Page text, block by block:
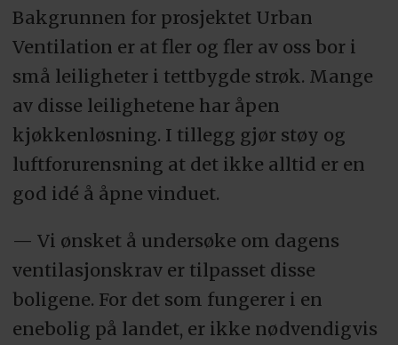
Bakgrunnen for prosjektet Urban
Ventilation er at fler og fler av oss bor i
små leiligheter i tettbygde strøk. Mange
av disse leilighetene har åpen
kjøkkenløsning. I tillegg gjør støy og
luftforurensning at det ikke alltid er en
god idé å åpne vinduet.
— Vi ønsket å undersøke om dagens
ventilasjonskrav er tilpasset disse
boligene. For det som fungerer i en
enebolig på landet, er ikke nødvendigvis